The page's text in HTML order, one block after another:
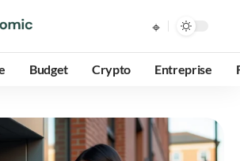
Budget Crypto Entreprise